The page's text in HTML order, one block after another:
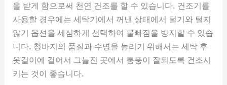
을 받게 함으로써 천연 건조를 할 수 있습니다. 건조기를
사용할 경우에는 세탁기에서 꺼낸 상태에서 털기와 털지
않기 옵션을 세심하게 선택하여 물빠짐을 방지할 수 있습
니다. 청바지의 품질과 수명을 늘리기 위해서는 세탁 후
옷걸이에 걸어서 그늘진 곳에서 통풍이 잘되도록 건조시
키는 것이 좋습니다.